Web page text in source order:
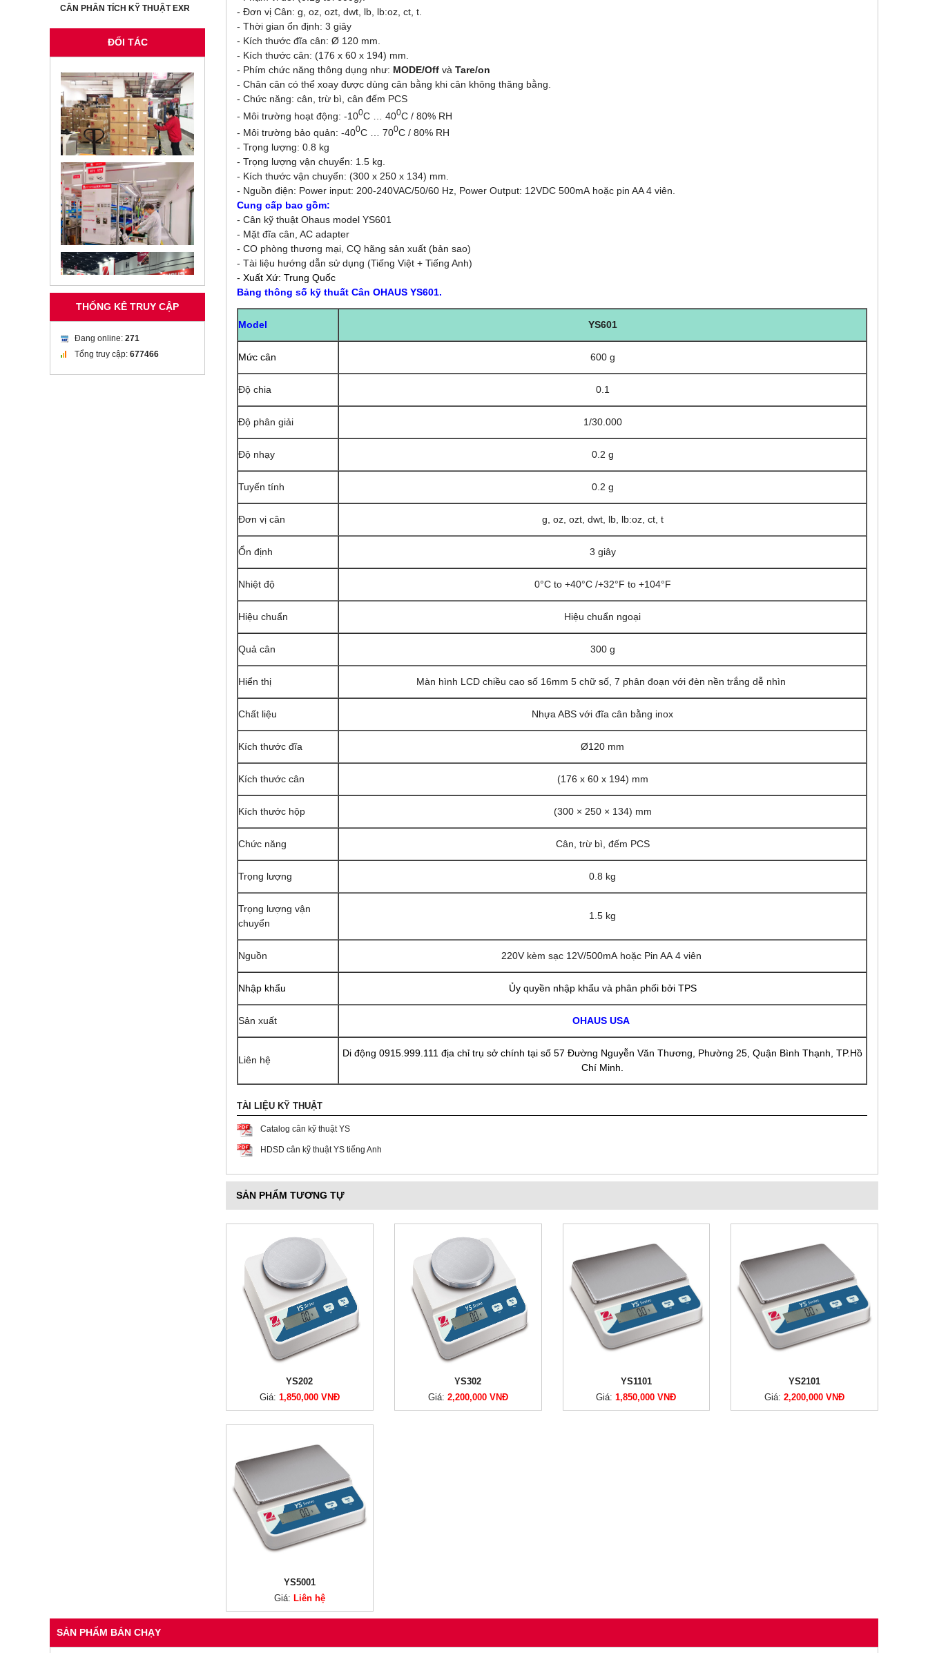
- Đơn vị Cân: g, oz, ozt, dwt, lb, lb:oz, ct, t.
- Thời gian ổn định: 3 giây
- Kích thước đĩa cân: Ø 120 mm.
- Kích thước cân: (176 x 60 x 194) mm.
- Phím chức năng thông dụng như: MODE/Off và Tare/on
- Chân cân có thể xoay được dùng cân bằng khi cân không thăng bằng.
- Chức năng: cân, trừ bì, cân đếm PCS
- Môi trường hoạt động: -100C … 400C / 80% RH
- Môi trường bảo quản: -400C … 700C / 80% RH
- Trọng lượng: 0.8 kg
- Trọng lượng vận chuyển: 1.5 kg.
- Kích thước vận chuyển: (300 x 250 x 134) mm.
- Nguồn điện: Power input: 200-240VAC/50/60 Hz, Power Output: 12VDC 500mA hoặc pin AA 4 viên.
Cung cấp bao gồm:
- Cân kỹ thuật Ohaus model YS601
- Mặt đĩa cân, AC adapter
- CO phòng thương mại, CQ hãng sản xuất (bản sao)
- Tài liệu hướng dẫn sử dụng (Tiếng Việt + Tiếng Anh)
- Xuất Xứ: Trung Quốc
Bảng thông số kỹ thuất Cân OHAUS YS601.
Model YS601
Mức cân 600 g
Độ chia 0.1
Độ phân giải 1/30.000
Độ nhạy 0.2 g
Tuyến tính 0.2 g
Đơn vị cân g, oz, ozt, dwt, lb, lb:oz, ct, t
Ổn định 3 giây
Nhiệt độ 0°C to +40°C /+32°F to +104°F
Hiệu chuẩn Hiệu chuẩn ngoại
Quả cân 300 g
Hiển thị Màn hình LCD chiều cao số 16mm 5 chữ số, 7 phân đoạn với đèn nền trắng dễ nhìn
Chất liệu Nhựa ABS với đĩa cân bằng inox
Kích thước đĩa Ø120 mm
Kích thước cân (176 x 60 x 194) mm
Kích thước hộp (300 × 250 × 134) mm
Chức năng Cân, trừ bì, đếm PCS
Trọng lượng 0.8 kg
Trọng lượng vận
chuyển
1.5 kg
Nguồn 220V kèm sạc 12V/500mA hoặc Pin AA 4 viên
Nhập khẩu Ủy quyền nhập khẩu và phân phối bởi TPS
Sản xuất OHAUS USA
Liên hệ
Di động 0915.999.111 địa chỉ trụ sở chính tại số 57 Đường Nguyễn Văn Thương, Phường 25, Quận Bình Thạnh, TP.Hồ
Chí Minh.
TÀI LIỆU KỸ THUẬT
Catalog cân kỹ thuật YS
HDSD cân kỹ thuật YS tiếng Anh
SẢN PHẨM TƯƠNG TỰ
YS202
Giá: 1,850,000 VNĐ
YS302
Giá: 2,200,000 VNĐ
YS1101
Giá:1,850,000 VNĐ
YS2101
Giá:2,200,000 VNĐ
YS5001
Giá: Liên hệ
CÂN PHÂN TÍCH KỸ THUẬT EXR
ĐỐI TÁC
THỐNG KÊ TRUY CẬP
Đang online: 271
Tổng truy cập: 677466
SẢN PHẨM BÁN CHẠY